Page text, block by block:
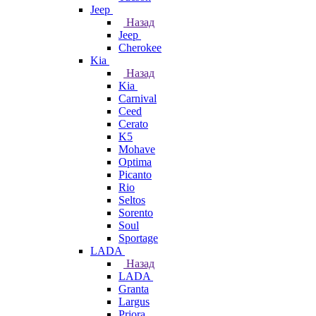
Jeep
Назад
Jeep
Cherokee
Kia
Назад
Kia
Carnival
Ceed
Cerato
K5
Mohave
Optima
Picanto
Rio
Seltos
Sorento
Soul
Sportage
LADA
Назад
LADA
Granta
Largus